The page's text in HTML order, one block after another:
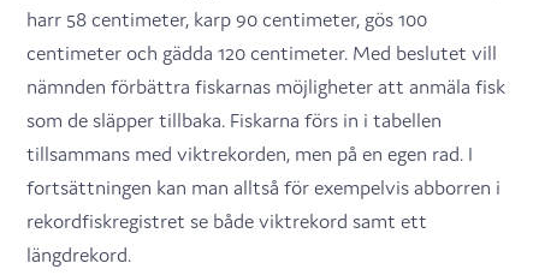
harr 58 centimeter, karp 90 centimeter, gös 100
centimeter och gädda 120 centimeter. Med beslutet vill
nämnden förbättra fiskarnas möjligheter att anmäla fisk
som de släpper tillbaka. Fiskarna förs in i tabellen
tillsammans med viktrekorden, men på en egen rad. I
fortsättningen kan man alltså för exempelvis abborren i
rekordfiskregistret se både viktrekord samt ett
längdrekord.